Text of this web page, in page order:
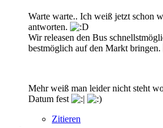
Warte warte.. Ich weiß jetzt schon
antworten.
Wir releasen den Bus
bestmöglich auf den Markt bringen.
Mehr weiß man leider nicht steht
Datum fest
Zitieren